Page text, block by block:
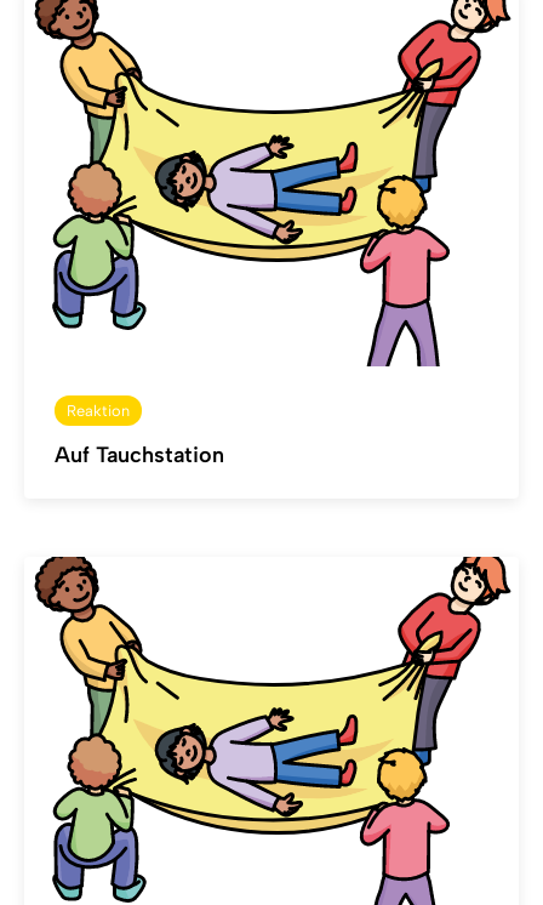
Reaktion
Auf Tauchstation